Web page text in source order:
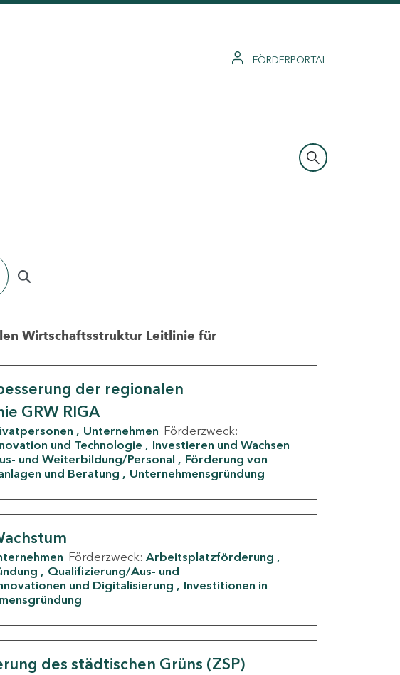
FÖRDERPORTAL
Wirtschaftsstruktur Leitlinie für
der regionalen
GRW RIGA
Unternehmen Förderzweck:
und Technologie
Investieren und Wachsen
und Weiterbildung/Personal
Förderung von
und Beratung Unternehmensgründung
Förderzweck: Arbeitsplatzförderung
Qualifizierung/Aus- und
und Digitalisierung
Investitionen in
des städtischen Grüns (ZSP)